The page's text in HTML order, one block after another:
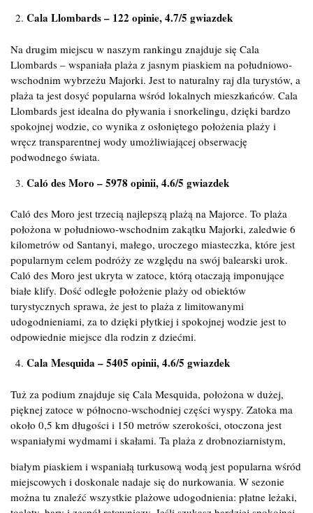
Cala Llombards – 122 opinie, 4.7/5 gwiazdek
Na drugim miejscu w naszym rankingu znajduje się Cala
Llombards – wspaniała plaża z jasnym piaskiem na południowo-
wschodnim wybrzeżu Majorki. Jest to naturalny raj dla turystów, a
plaża ta jest dosyć popularna wśród lokalnych mieszkańców. Cala
Llombards jest idealna do pływania i snorkelingu, dzięki bardzo
spokojnej wodzie, co wynika z osłoniętego położenia plaży i
wręcz transparentnej wody umożliwiającej obserwację
podwodnego świata.
Caló des Moro – 5978 opinii, 4.6/5 gwiazdek
Caló des Moro jest trzecią najlepszą plażą na Majorce. To plaża
położona w południowo-wschodnim zakątku Majorki, zaledwie 6
kilometrów od Santanyi, małego, uroczego miasteczka, które jest
popularnym celem podróży ze względu na swój balearski urok.
Caló des Moro jest ukryta w zatoce, którą otaczają imponujące
białe klify. Dość odległe położenie plaży od obiektów
turystycznych sprawa, że jest to plaża z limitowanymi
udogodnieniami, za to dzięki płytkiej i spokojnej wodzie jest to
odpowiednie miejsce dla rodzin z dziećmi.
Cala Mesquida – 5405 opinii, 4.6/5 gwiazdek
Tuż za podium znajduje się Cala Mesquida, położona w dużej,
pięknej zatoce w północno-wschodniej części wyspy. Zatoka ma
około 0,5 km długości i 150 metrów szerokości, otoczona jest
wspaniałymi wydmami i skałami. Ta plaża z drobnoziarnistym,
białym piaskiem i wspaniałą turkusową wodą jest popularna wśród
miejscowych i doskonale nadaje się do nurkowania. W sezonie
można tu znaleźć wszystkie plażowe udogodnienia: płatne leżaki,